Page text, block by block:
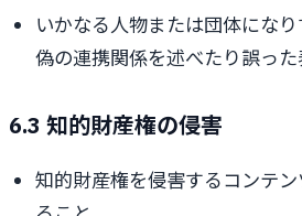
いかなる人物または団体にな
偽の連携関係を述べたり誤っ
6.3 知的財産権の侵害
知的財産権を侵害するコンテ